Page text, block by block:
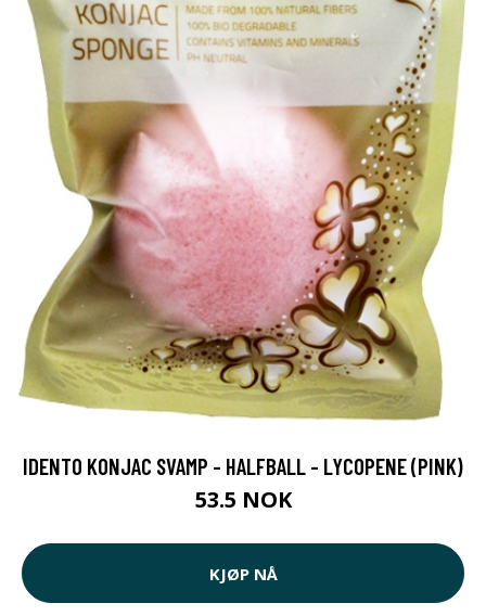
IDENTO KONJAC SVAMP - HALFBALL - LYCOPENE (PINK)
53.5 NOK
KJØP NÅ